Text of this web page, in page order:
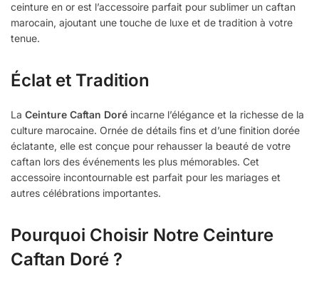
Or
ceinture en or est l’accessoire parfait pour sublimer un caftan
marocain, ajoutant une touche de luxe et de tradition à votre
tenue.
Éclat et Tradition
La Ceinture Caftan Doré incarne l’élégance et la richesse de la
culture marocaine. Ornée de détails fins et d’une finition dorée
éclatante, elle est conçue pour rehausser la beauté de votre
caftan lors des événements les plus mémorables. Cet
accessoire incontournable est parfait pour les mariages et
autres célébrations importantes.
Pourquoi Choisir Notre Ceinture
Caftan Doré ?